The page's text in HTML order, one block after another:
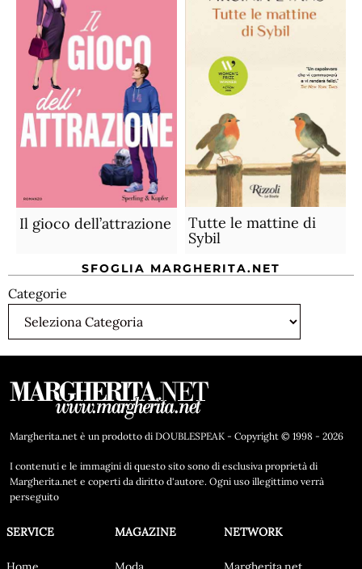
Il gioco dell’attrazione
Tutte le mattine di
Sybil
SFOGLIA MARGHERITA.NET
Categorie
Margherita.net è un prodotto di DOUBLESPEAK - Copyright © 1998 - 2026
I contenuti e le immagini di questo sito sono di esclusiva proprietà di
Margherita.net e coperti da diritto d'autore. Ogni uso illegittimo verrà
perseguito
SERVICE MAGAZINE NETWORK